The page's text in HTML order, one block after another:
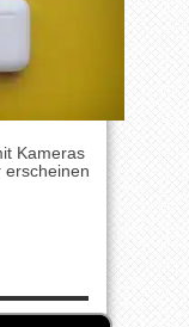
Kameras
erscheinen